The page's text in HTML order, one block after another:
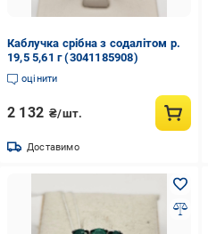
Каблучка срібна з содалітом р.
19,5 5,61 г (3041185908)
оцінити
2 132 ₴/шт.
Доставимо